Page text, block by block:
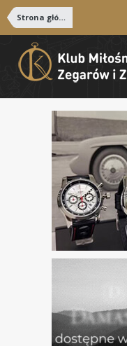
Strona główna